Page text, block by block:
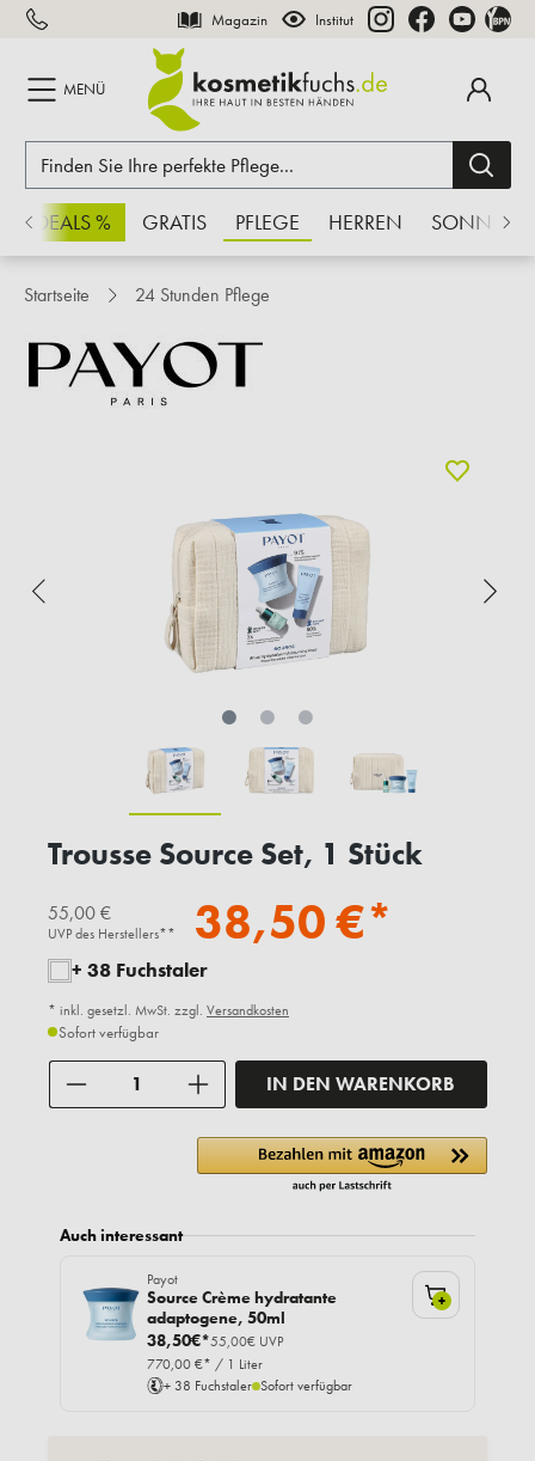
springen Magazin Institut
MENÜ
% GRATIS PFLEGE HERREN SONNE
Startseite 24 Stunden Pflege
Trousse Source Set, 1 Stück
55,00 €
UVP des Herstellers** 38,50 €*
+ 38 Fuchstaler
* inkl. gesetzl. MwSt. zzgl. Versandkosten
Sofort verfügbar
IN DEN WARENKORB
Auch interessant
Payot
Source Crème hydratante
adaptogene, 50ml
38,50€*55,00€ UVP
770,00 €* / 1 Liter
+ 38 Fuchstaler Sofort verfügbar
+